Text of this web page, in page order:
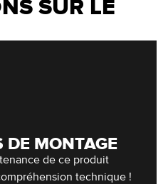
SUR LE
DE MONTAGE
de ce produit
technique !